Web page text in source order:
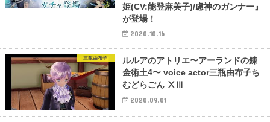
姫(CV:能登麻美子)/慮神のガンナー』
が登場！
2020.10.16
三瓶由布子
ルルアのアトリエ〜アーランドの錬
金術土4〜 voice actor三瓶由布子ち
むどらごん ⅩⅢ
2020.09.01